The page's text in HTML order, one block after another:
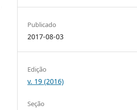
Publicado
2017-08-03
Edição
v. 19 (2016)
Seção